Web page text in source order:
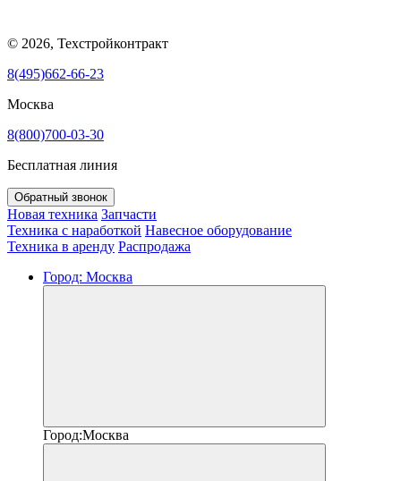
© 2026, Техстройконтракт
8(495)662-66-23
Москва
8(800)700-03-30
Бесплатная линия
Обратный звонок
Новая техника Запчасти
Техника с наработкой Навесное оборудование
Техника в аренду Распродажа
Город: Москва
Город:Москва